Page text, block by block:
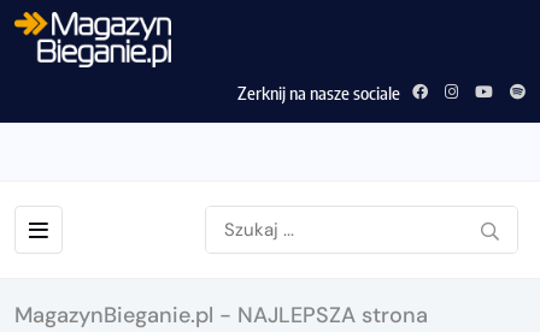
Zerknij na nasze sociale
MagazynBieganie.pl - NAJLEPSZA strona